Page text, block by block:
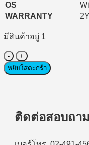
OS
WARRANTY
มีสินค้าอยู่ 1
จำนวน
Notebook
Gaming
มิ่ง)
Lenovo
15IRX10-
หยิบใส่ตะกร้า
ติดต่อสอบถา